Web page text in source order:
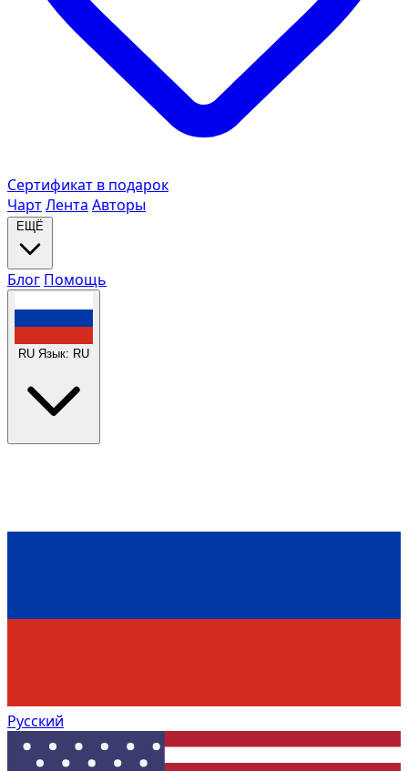
Сертификат в подарок
ЧартЛента Авторы
ЕЩЁ
Блог Помощь
RU Язык: RU
Русский